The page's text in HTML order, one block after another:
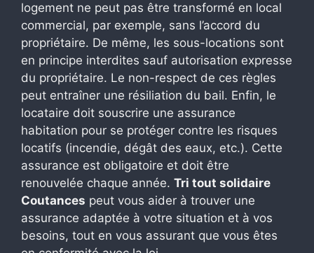
logement ne peut pas être transformé en local
commercial, par exemple, sans l’accord du
propriétaire. De même, les sous-locations sont
en principe interdites sauf autorisation expresse
du propriétaire. Le non-respect de ces règles
peut entraîner une résiliation du bail. Enfin, le
locataire doit souscrire une assurance
habitation pour se protéger contre les risques
locatifs (incendie, dégât des eaux, etc.). Cette
assurance est obligatoire et doit être
renouvelée chaque année. Tri tout solidaire
Coutances peut vous aider à trouver une
assurance adaptée à votre situation et à vos
besoins, tout en vous assurant que vous êtes